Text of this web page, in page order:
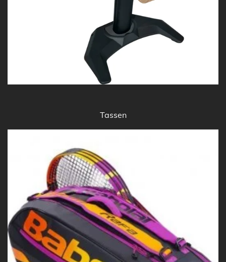
Tassen